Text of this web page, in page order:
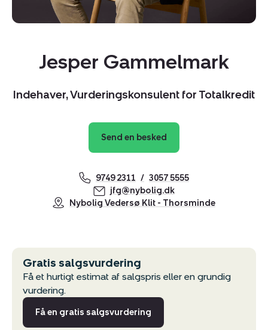
Jesper Gammelmark
Indehaver, Vurderingskonsulent for Totalkredit
Send en besked
9749 2311
3057 5555
jfg@nybolig.dk
Nybolig Vedersø Klit - Thorsminde
Gratis salgsvurdering
Få et hurtigt estimat af salgspris eller en grundig
vurdering.
Få en gratis salgsvurdering
Del via mail